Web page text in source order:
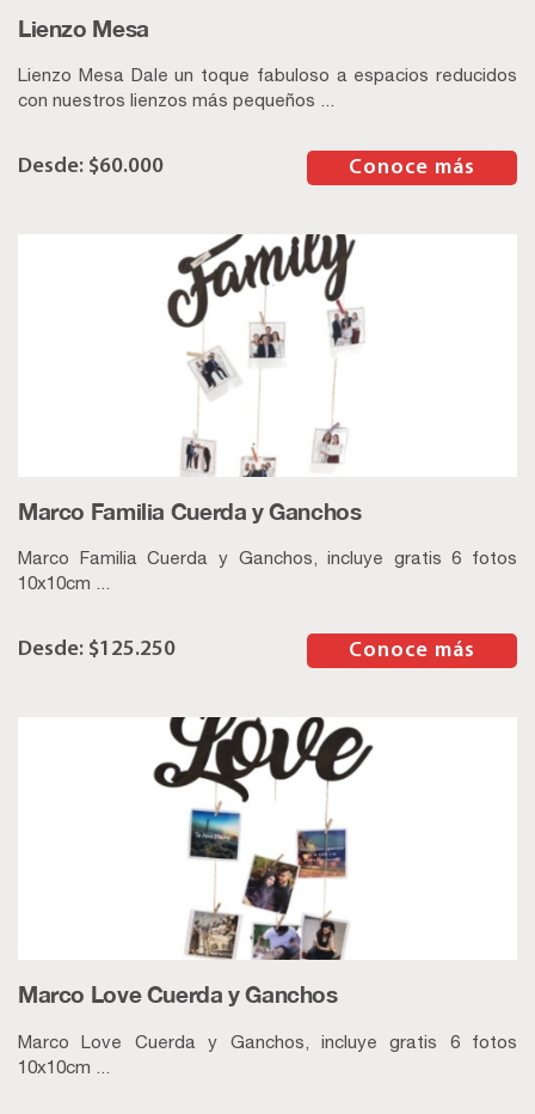
Lienzo Mesa
Lienzo Mesa Dale un toque fabuloso a espacios reducidos
con nuestros lienzos más pequeños ...
$60.000 Conoce más
Marco Familia Cuerda y Ganchos
Marco Familia Cuerda y Ganchos, incluye gratis 6 fotos
10x10cm ...
$125.250 Conoce más
Marco Love Cuerda y Ganchos
Marco Love Cuerda y Ganchos, incluye gratis 6 fotos
10x10cm ...